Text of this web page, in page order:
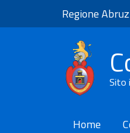
Regione
Sito
Home